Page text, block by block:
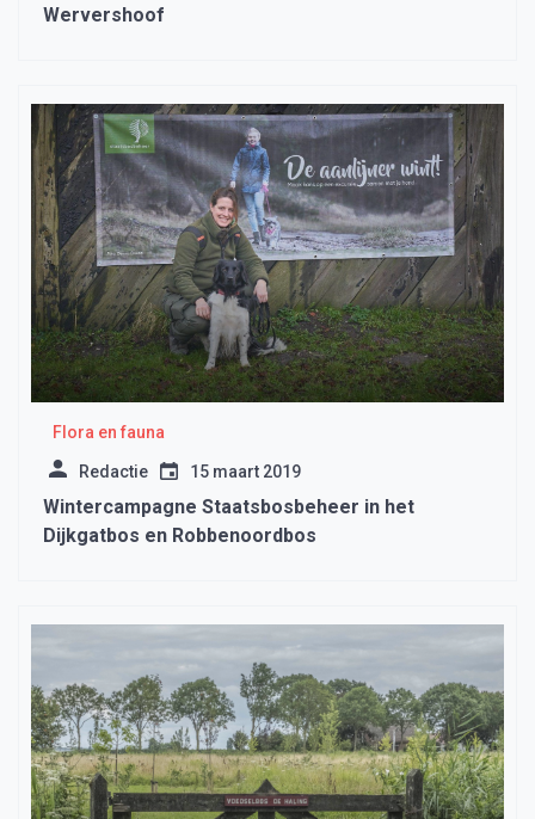
Wervershoof
Flora en fauna
Redactie 15 maart 2019
Wintercampagne Staatsbosbeheer in het
Dijkgatbos en Robbenoordbos